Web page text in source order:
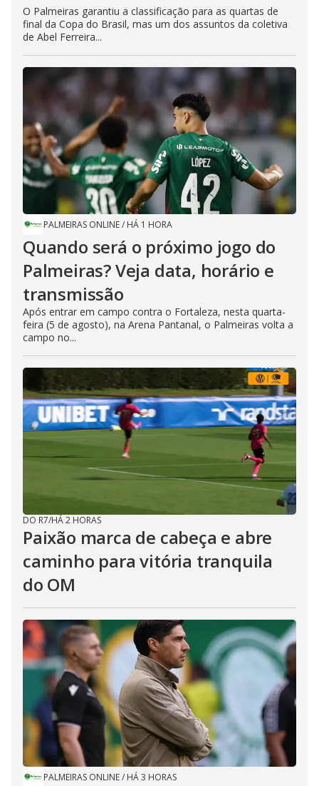
O Palmeiras garantiu a classificação para as quartas de
final da Copa do Brasil, mas um dos assuntos da coletiva
de Abel Ferreira...
PALMEIRAS ONLINE/ HÁ 1 HORA
Quando será o próximo jogo do
Palmeiras? Veja data, horário e
transmissão
Após entrar em campo contra o Fortaleza, nesta quarta-
feira (5 de agosto), na Arena Pantanal, o Palmeiras volta a
campo no...
DO R7/HÁ 2 HORAS
Paixão marca de cabeça e abre
caminho para vitória tranquila
do OM
PALMEIRAS ONLINE/ HÁ 3 HORAS